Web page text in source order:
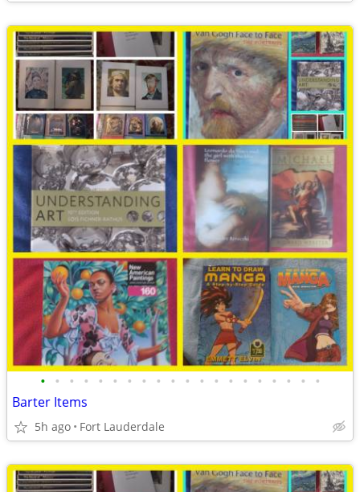
• • • • • • • • • • • • • • • • • • • •
Barter Items
5h ago Fort Lauderdale